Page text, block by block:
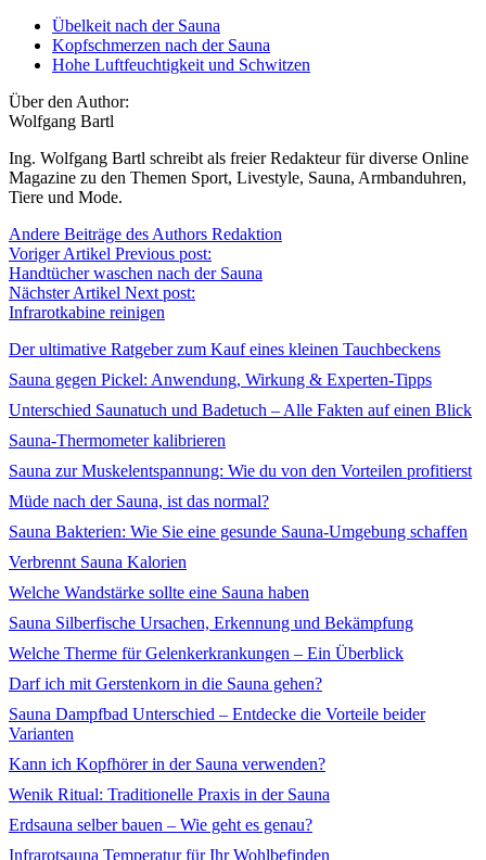
Übelkeit nach der Sauna
Kopfschmerzen nach der Sauna
Hohe Luftfeuchtigkeit und Schwitzen
Über den Author:
Wolfgang Bartl
Ing. Wolfgang Bartl schreibt als freier Redakteur für diverse Online
Magazine zu den Themen Sport, Livestyle, Sauna, Armbanduhren,
Tiere und Mode.
Andere Beiträge des Authors Redaktion
Voriger Artikel Previous post:
Handtücher waschen nach der Sauna
Nächster Artikel Next post:
Infrarotkabine reinigen
Der ultimative Ratgeber zum Kauf eines kleinen Tauchbeckens
Sauna gegen Pickel: Anwendung, Wirkung & Experten-Tipps
Unterschied Saunatuch und Badetuch – Alle Fakten auf einen Blick
Sauna-Thermometer kalibrieren
Sauna zur Muskelentspannung: Wie du von den Vorteilen profitierst
Müde nach der Sauna, ist das normal?
Sauna Bakterien: Wie Sie eine gesunde Sauna-Umgebung schaffen
Verbrennt Sauna Kalorien
Welche Wandstärke sollte eine Sauna haben
Sauna Silberfische Ursachen, Erkennung und Bekämpfung
Welche Therme für Gelenkerkrankungen – Ein Überblick
Darf ich mit Gerstenkorn in die Sauna gehen?
Sauna Dampfbad Unterschied – Entdecke die Vorteile beider
Varianten
Kann ich Kopfhörer in der Sauna verwenden?
Wenik Ritual: Traditionelle Praxis in der Sauna
Erdsauna selber bauen – Wie geht es genau?
Infrarotsauna Temperatur für Ihr Wohlbefinden